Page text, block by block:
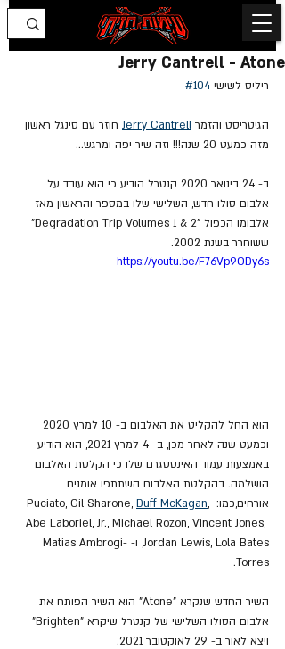
Jerry Cantrell - Atone
ריליס לשישי #104
הגיטריסט והזמר Jerry Cantrell חוזר עם סינגל ראשון
מזה כמעט 20 שנה!!! וזה שיר יפה ומרגש...
ב- 24 בינואר 2020 קנטרל הודיע כי הוא עובד על
אלבום סולו חדש, השלישי שלו במספר והראשון מאז
אלבומו הכפול "Degradation Trip Volumes 1 & 2"
ששוחרר בשנת 2002.
https://youtu.be/F76Vp9ODy6s
וכמעט שנה לאחר מכן, ב- 4 למרץ 2021, הוא הודיע
באמצעות עמוד האינסטגרם שלו כי הקלטת האלבום
הושלמה. בהקלטת האלבום השתתפו אומנים
אורחים,כמו: Puciato, Gil Sharone,
Duff McKagan,
Abe Laboriel, Jr., Michael Rozon, Vincent Jones,
Jordan Lewis, Lola Bates, ו- Matias Ambrogi-
Torres.
השיר החדש שנקרא "Atone" הוא השיר הפותח את
אלבום הסולו השלישי של קנטרל שיקרא "Brighten"
ויצא לאור ב- 29 לאוקטובר 2021.